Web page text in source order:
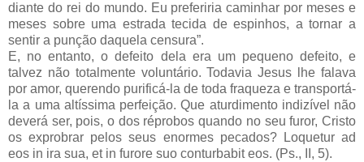
diante do rei do mundo. Eu preferiria caminhar por meses e
meses sobre uma estrada tecida de espinhos, a tornar a
sentir a punção daquela censura”.
E, no entanto, o defeito dela era um pequeno defeito, e
talvez não totalmente voluntário. Todavia Jesus lhe falava
por amor, querendo purificá-la de toda fraqueza e transportá-
la a uma altíssima perfeição. Que aturdimento indizível não
deverá ser, pois, o dos réprobos quando no seu furor, Cristo
os exprobrar pelos seus enormes pecados? Loquetur ad
eos in ira sua, et in furore suo conturbabit eos. (Ps., II, 5).